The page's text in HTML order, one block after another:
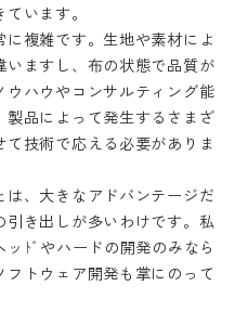
います。
複雑です。生地や素材によ
いますし、布の状態で品質が
ハウやコンサルティング能
品によって発生するさまざ
技術で応える必要がありま
、大きなアドバンテージだ
引き出しが多いわけです。私
ﾄﾞやハードの開発のみなら
トウェア開発も掌にのって